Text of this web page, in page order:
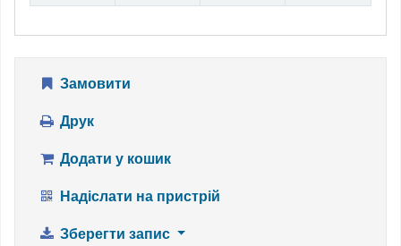
Замовити
Друк
Додати у кошик
Надіслати на пристрій
Зберегти запис